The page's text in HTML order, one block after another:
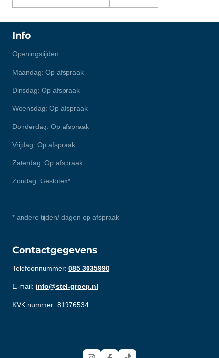
Info
Openingstijden:
Maandag: Op afspraak
Dinsdag: Op afspraak
Woensdag: Op afspraak
Donderdag: Op afspraak
Vrijdag: Op afspraak
Zaterdag: Op afspraak
Zondag: Gesloten*
* andere tijden/ dagen op afspraak
Contactgegevens
Telefoonnummer: 085 3035990
E-mail: info@stel-groep.nl
KVK nummer: 81976534